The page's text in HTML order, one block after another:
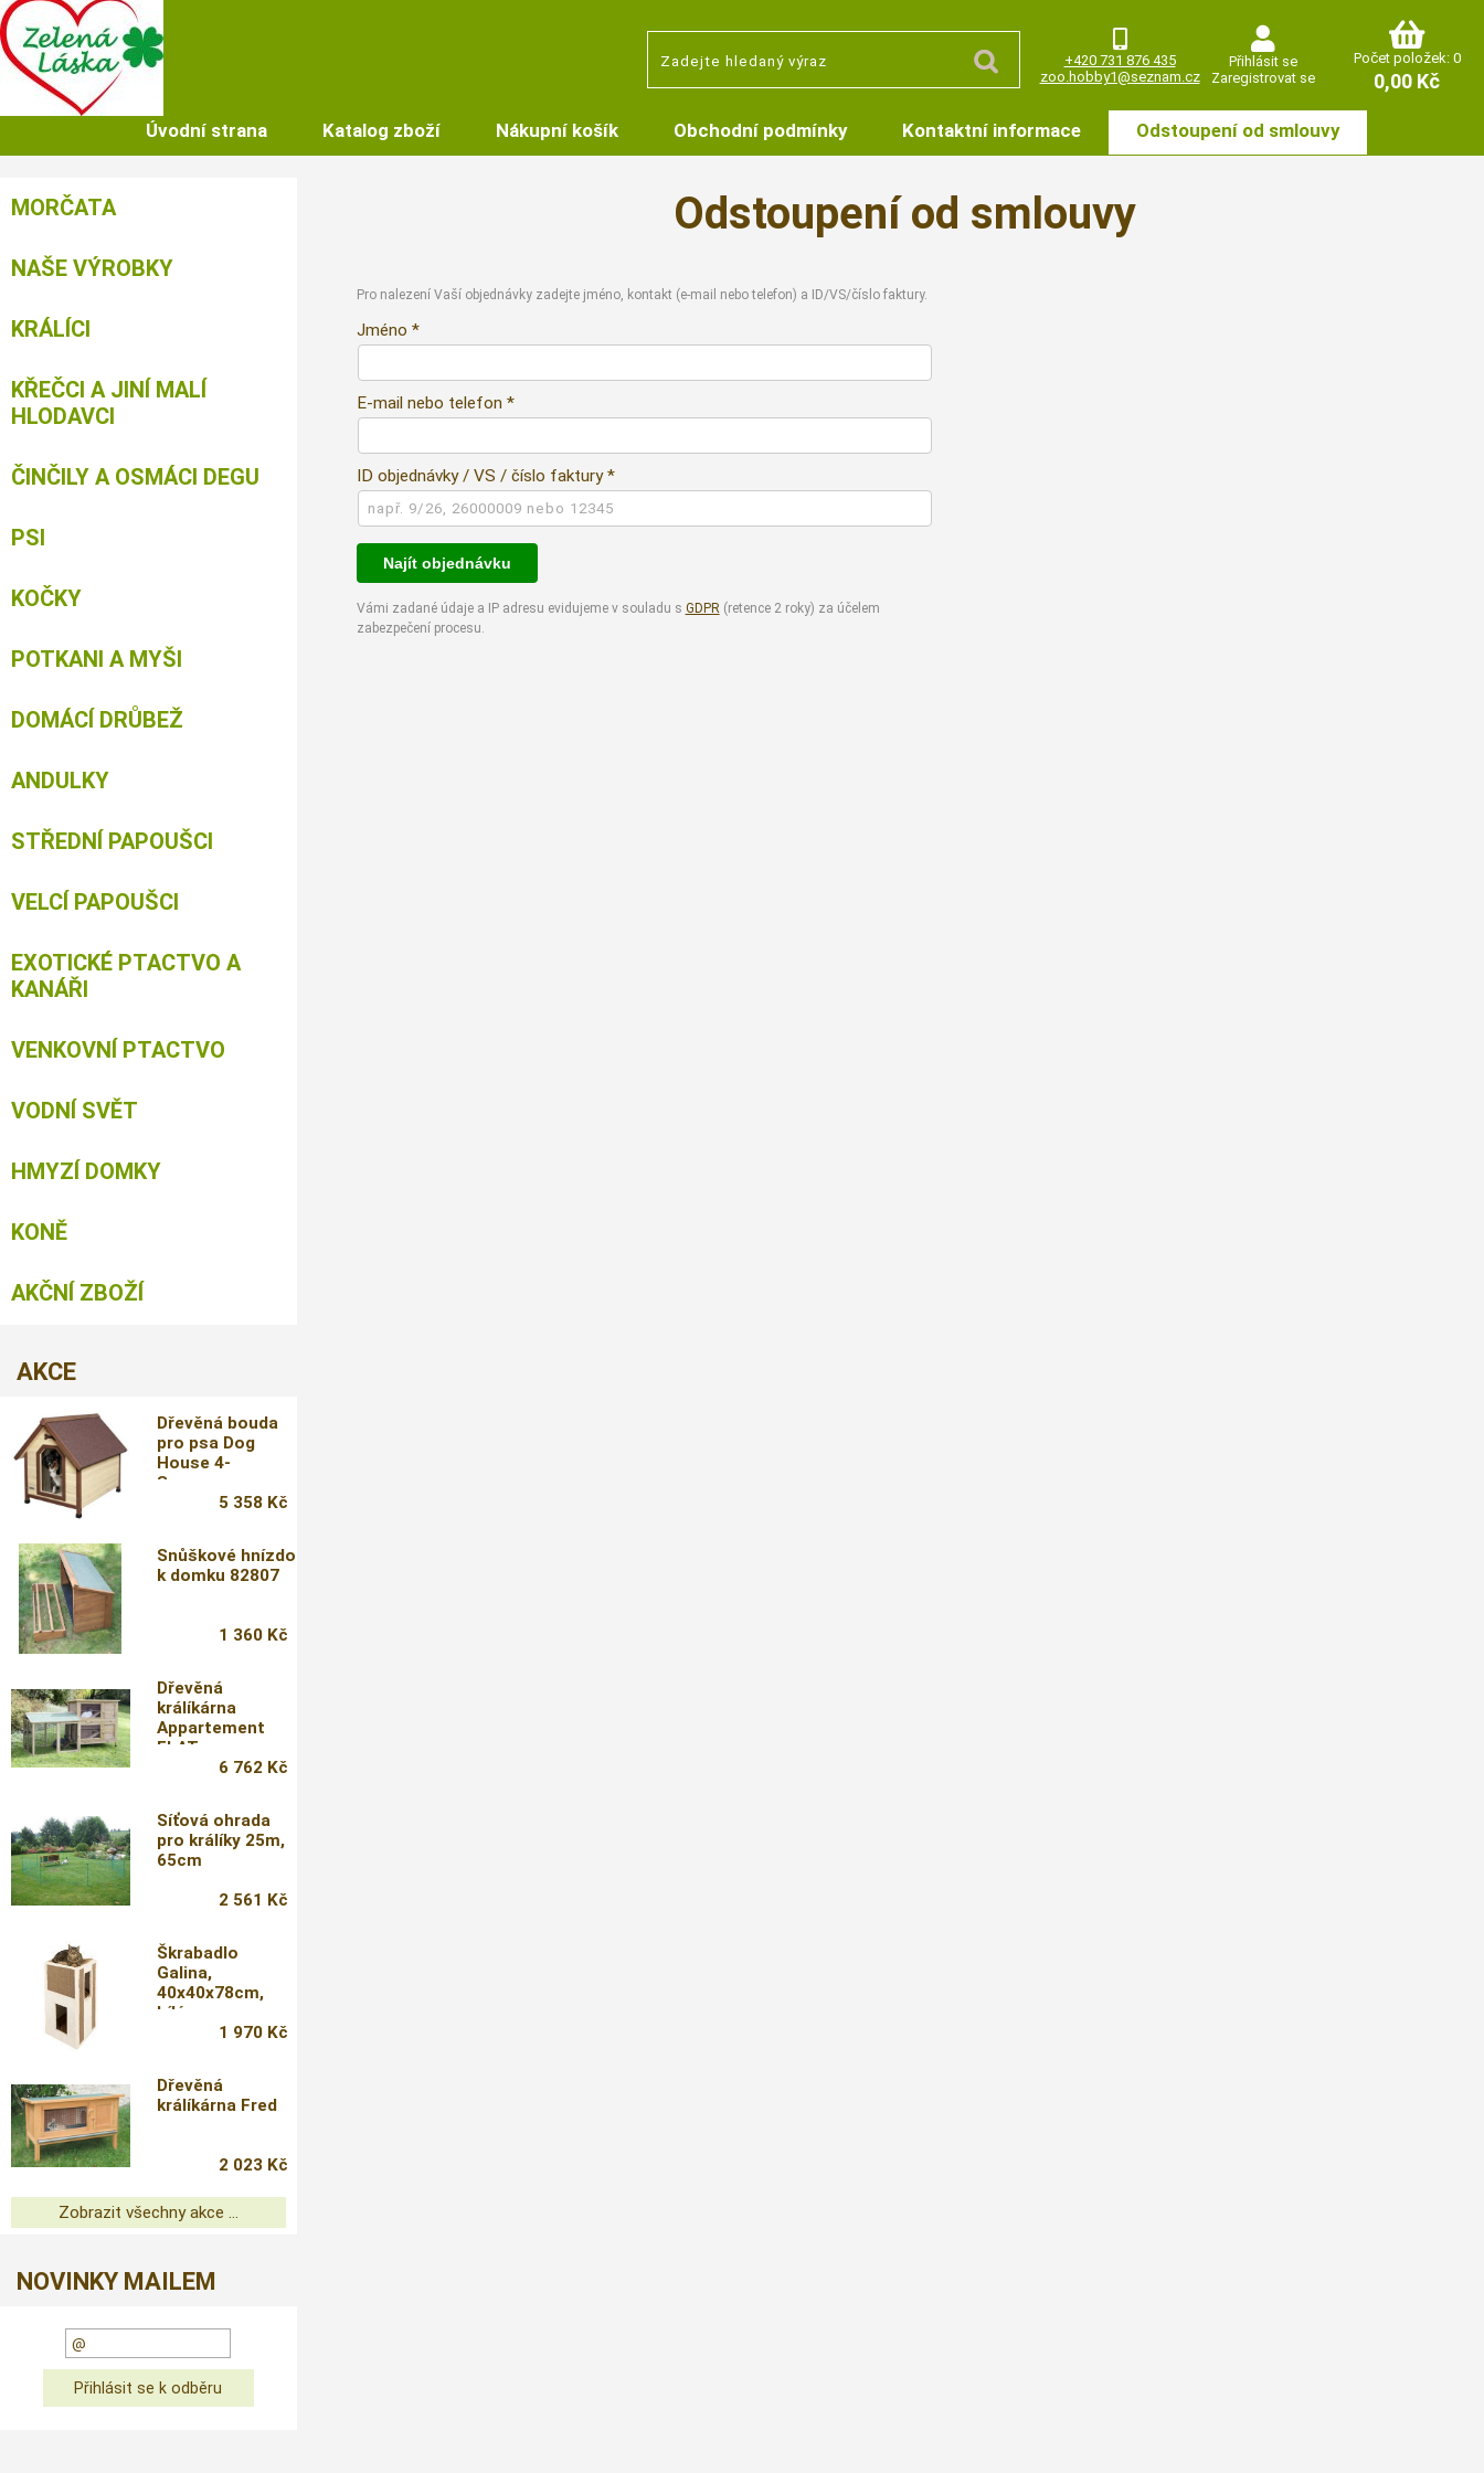
+420 731 876 435
zoo.hobby1@seznam.cz
Přihlásit se
Zaregistrovat se
Počet položek: 0
0,00 Kč
Úvodní strana Katalog zboží Nákupní košík Obchodní podmínky Kontaktní informace Odstoupení od smlouvy
Odstoupení od smlouvy
Pro nalezení Vaší objednávky zadejte jméno, kontakt (e-mail nebo telefon) a ID/VS/číslo faktury.
Jméno *
E-mail nebo telefon *
ID objednávky / VS / číslo faktury *
Najít objednávku
Vámi zadané údaje a IP adresu evidujeme v souladu s GDPR (retence 2 roky) za účelem
zabezpečení procesu.
MORČATA
NAŠE VÝROBKY
KRÁLÍCI
KŘEČCI A JINÍ MALÍ
HLODAVCI
ČINČILY A OSMÁCI DEGU
PSI
KOČKY
POTKANI A MYŠI
DOMÁCÍ DRŮBEŽ
ANDULKY
STŘEDNÍ PAPOUŠCI
VELCÍ PAPOUŠCI
EXOTICKÉ PTACTVO A
KANÁŘI
VENKOVNÍ PTACTVO
VODNÍ SVĚT
HMYZÍ DOMKY
KONĚ
AKČNÍ ZBOŽÍ
AKCE
Dřevěná bouda
pro psa Dog
House 4-
Seasons
5 358 Kč
Snůškové hnízdo
k domku 82807
1 360 Kč
Dřevěná
králíkárna
Appartement
FLAT
6 762 Kč
Síťová ohrada
pro králíky 25m,
65cm
2 561 Kč
Škrabadlo
Galina,
40x40x78cm,
bílé
1 970 Kč
Dřevěná
králíkárna Fred
2 023 Kč
Zobrazit všechny akce ...
NOVINKY MAILEM